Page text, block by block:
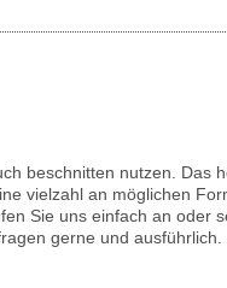
beschnitten nutzen. Das
vielzahl an möglichen
Sie uns einfach an oder
gerne und ausführlich.